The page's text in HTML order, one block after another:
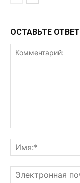
ОСТАВЬТЕ ОТВЕТ